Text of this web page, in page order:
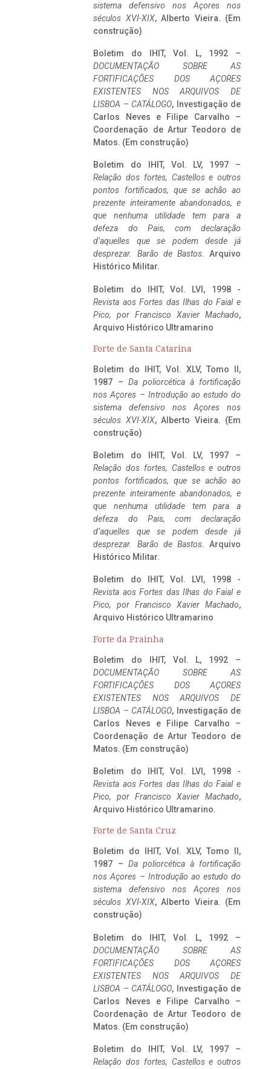
sistema defensivo nos Açores nos
séculos XVI-XIX, Alberto Vieira. (Em
construção)
Boletim do IHIT, Vol. L, 1992 –
DOCUMENTAÇÃO SOBRE AS
FORTIFICAÇÕES DOS AÇORES
EXISTENTES NOS ARQUIVOS DE
LISBOA – CATÁLOGO, Investigação de
Carlos Neves e Filipe Carvalho –
Coordenação de Artur Teodoro de
Matos. (Em construção)
Boletim do IHIT, Vol. LV, 1997 –
Relação dos fortes, Castellos e outros
pontos fortificados, que se achão ao
prezente inteiramente abandonados, e
que nenhuma utilidade tem para a
defeza do Pais, com declaração
d’aquelles que se podem desde já
desprezar. Barão de Bastos. Arquivo
Histórico Militar.
Boletim do IHIT, Vol. LVI, 1998 -
Revista aos Fortes das Ilhas do Faial e
Pico, por Francisco Xavier Machado,
Arquivo Histórico Ultramarino
Forte de Santa Catarina
Boletim do IHIT, Vol. XLV, Tomo II,
1987 – Da poliorcética à fortificação
nos Açores – Introdução ao estudo do
sistema defensivo nos Açores nos
séculos XVI-XIX, Alberto Vieira. (Em
construção)
Boletim do IHIT, Vol. LV, 1997 –
Relação dos fortes, Castellos e outros
pontos fortificados, que se achão ao
prezente inteiramente abandonados, e
que nenhuma utilidade tem para a
defeza do Pais, com declaração
d’aquelles que se podem desde já
desprezar. Barão de Bastos. Arquivo
Histórico Militar.
Boletim do IHIT, Vol. LVI, 1998 -
Revista aos Fortes das Ilhas do Faial e
Pico, por Francisco Xavier Machado,
Arquivo Histórico Ultramarino
Forte da Prainha
Boletim do IHIT, Vol. L, 1992 –
DOCUMENTAÇÃO SOBRE AS
FORTIFICAÇÕES DOS AÇORES
EXISTENTES NOS ARQUIVOS DE
LISBOA – CATÁLOGO, Investigação de
Carlos Neves e Filipe Carvalho –
Coordenação de Artur Teodoro de
Matos. (Em construção)
Boletim do IHIT, Vol. LVI, 1998 -
Revista aos Fortes das Ilhas do Faial e
Pico, por Francisco Xavier Machado,
Arquivo Histórico Ultramarino.
Forte de Santa Cruz
Boletim do IHIT, Vol. XLV, Tomo II,
1987 – Da poliorcética à fortificação
nos Açores – Introdução ao estudo do
sistema defensivo nos Açores nos
séculos XVI-XIX, Alberto Vieira. (Em
construção)
Boletim do IHIT, Vol. L, 1992 –
DOCUMENTAÇÃO SOBRE AS
FORTIFICAÇÕES DOS AÇORES
EXISTENTES NOS ARQUIVOS DE
LISBOA – CATÁLOGO, Investigação de
Carlos Neves e Filipe Carvalho –
Coordenação de Artur Teodoro de
Matos. (Em construção)
Boletim do IHIT, Vol. LV, 1997 –
Relação dos fortes, Castellos e outros